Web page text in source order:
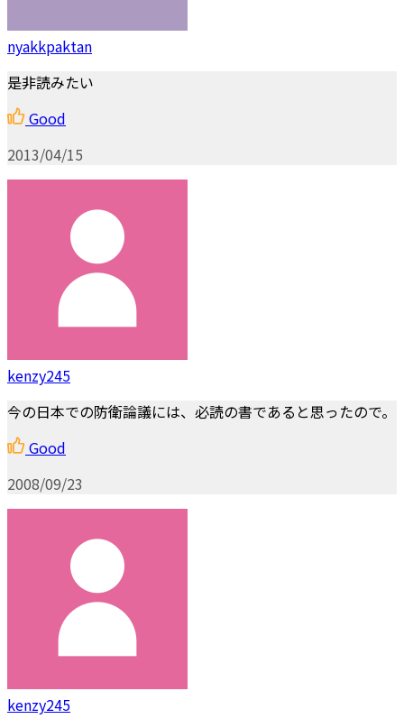
nyakkpaktan
是非読みたい
Good
2013/04/15
kenzy245
今の日本での防衛論議には、必読の書であると思ったので。
Good
2008/09/23
kenzy245